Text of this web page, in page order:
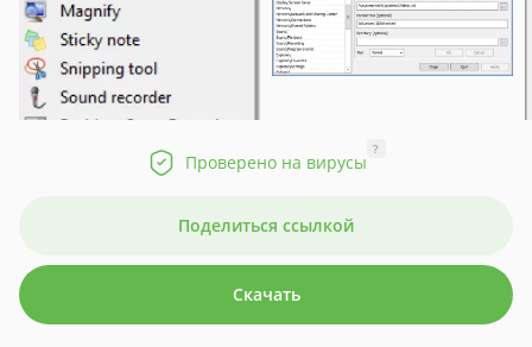
Проверено на вирусы
?
Поделиться ссылкой
Скачать